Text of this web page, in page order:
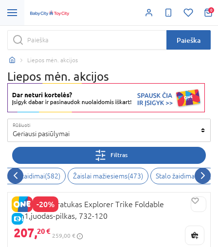
0
Paieška
Liepos mėn. akcijos
Liepos mėn. akcijos
Rūšiuoti
Geriausi pasiūlymai
Filtras
žaidimai(582) Žaislai mažiesiems(473) Stalo žaidimai 470 )
-20%
E-KAINA
GLOBBER triratukas Explorer Trike Foldable
4in1,juodas-pilkas, 732-120
207,20 €
259,00 €